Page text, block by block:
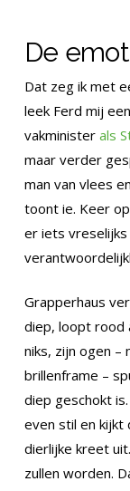
De
Dat zeg ik met
leek Ferd mij
vakminister als
maar verder
man van vlees
toont ie. Keer
er iets
Grapperhaus
diep, loopt rood
niks, zijn ogen
brillenframe –
diep geschokt
even stil en kijkt
dierlijke kreet
zullen worden.